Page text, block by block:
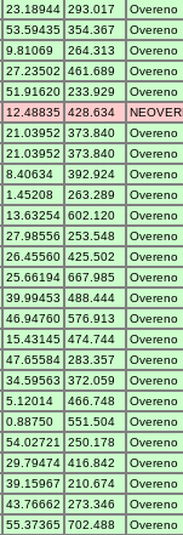
23.18944 293.017
Overeno
53.59435 354.367
Overeno
9.81069 264.313
Overeno
27.23502 461.689
Overeno
51.91620 233.929
Overeno
12.48835 428.634
21.03952 373.840
Overeno
21.03952 373.840
Overeno
8.40634 392.924
Overeno
1.45208 263.289
Overeno
13.63254 602.120
Overeno
27.98556 253.548
Overeno
26.45560 425.502
Overeno
25.66194 667.985
Overeno
39.99453 488.444
Overeno
46.94760 576.913
Overeno
15.43145 474.744
Overeno
47.65584 283.357
Overeno
34.59563 372.059
Overeno
5.12014 466.748
Overeno
0.88750 551.504
Overeno
54.02721 250.178
Overeno
29.79474 416.842
Overeno
39.15967 210.674
Overeno
43.76662 273.346
Overeno
55.37365 702.488
Overeno